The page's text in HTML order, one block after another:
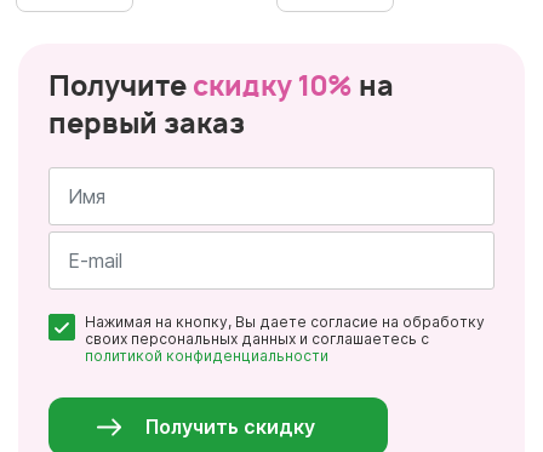
Получите скидку 10% на
первый заказ
Имя
*
Нажимая на кнопку, Вы даете согласие на обработку
своих персональных данных и соглашаетесь с
политикой конфиденциальности
Получить скидку